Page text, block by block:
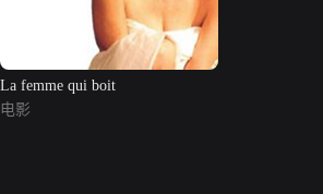
La femme qui boit
电影